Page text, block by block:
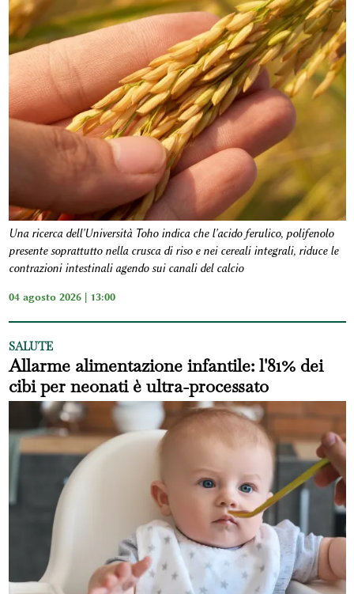
Una ricerca dell'Università Toho indica che l'acido ferulico, polifenolo
presente soprattutto nella crusca di riso e nei cereali integrali, riduce le
contrazioni intestinali agendo sui canali del calcio
04 agosto 2026 | 13:00
SALUTE
Allarme alimentazione infantile: l'81% dei
cibi per neonati è ultra-processato